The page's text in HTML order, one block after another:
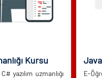
Kursu
yazılım uzmanlığı
E-
29